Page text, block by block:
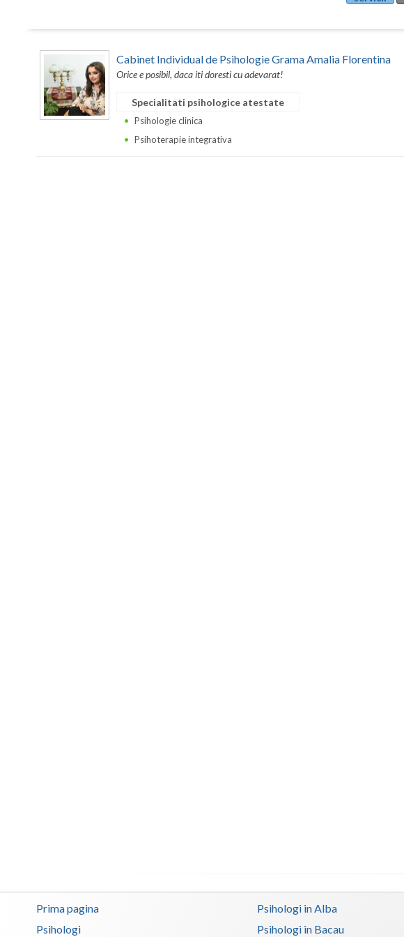
Cabinet Individual de Psihologie Grama Amalia Florentina
Orice e posibil, daca iti doresti cu adevarat!
Specialitati psihologice atestate
Psihologie clinica
Psihoterapie integrativa
Prima pagina
Psihologi
Psihologi in Alba
Psihologi in Bacau